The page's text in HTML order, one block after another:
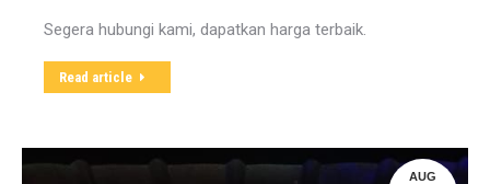
Segera hubungi kami, dapatkan harga terbaik.
Read article
AUG